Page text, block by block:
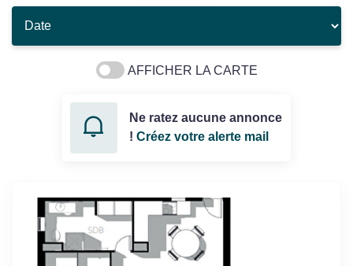
AFFICHER LA CARTE
Ne ratez aucune annonce
! Créez votre alerte mail